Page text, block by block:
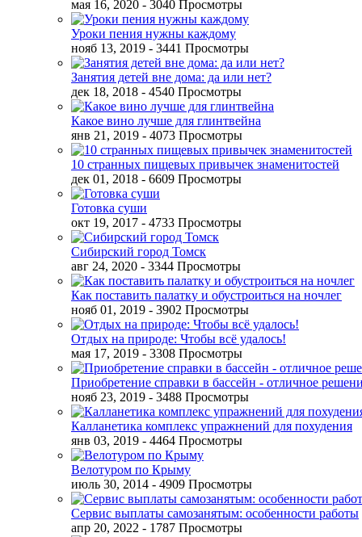
мая 16, 2020 - 3040 Просмотры
Уроки пения нужны каждому
нояб 13, 2019 - 3441 Просмотры
Занятия детей вне дома: да или нет?
дек 18, 2018 - 4540 Просмотры
Какое вино лучше для глинтвейна
янв 21, 2019 - 4073 Просмотры
10 странных пищевых привычек знаменитостей
дек 01, 2018 - 6609 Просмотры
Готовка суши
окт 19, 2017 - 4733 Просмотры
Сибирский город Томск
авг 24, 2020 - 3344 Просмотры
Как поставить палатку и обустроиться на ночлег
нояб 01, 2019 - 3902 Просмотры
Отдых на природе: Чтобы всё удалось!
мая 17, 2019 - 3308 Просмотры
Приобретение справки в бассейн - отличное
нояб 23, 2019 - 3488 Просмотры
Калланетика комплекс упражнений для похудения
янв 03, 2019 - 4464 Просмотры
Велотуром по Крыму
июль 30, 2014 - 4909 Просмотры
Сервис выплаты самозанятым: особенности работы
апр 20, 2022 - 1787 Просмотры